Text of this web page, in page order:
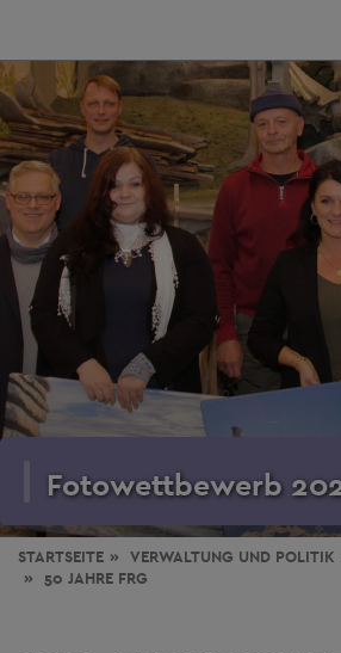
Fotowettbewerb
STARTSEITE VERWALTUNG UND POLITIK
50 JAHRE FRG